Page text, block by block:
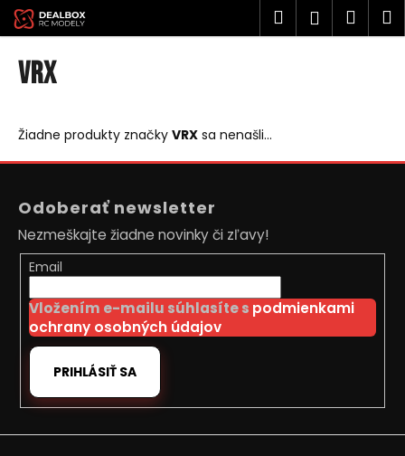
Prejsť
na
obsah
Hľadať
VRX
Žiadne produkty značky VRX sa nenašli...
o
o
p
o
r
e
n
á
Odoberať newsletter
Nezmeškajte žiadne novinky či zľavy!
Email
Vložením e-mailu súhlasíte s podmienkami
ochrany osobných údajov
PRIHLÁSIŤ SA